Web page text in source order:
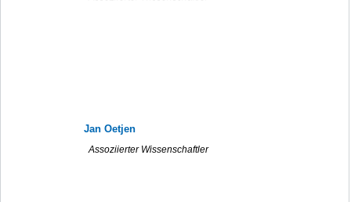
Jan Oetjen
Assoziierter Wissenschaftler